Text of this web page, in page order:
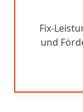
Fix-
und